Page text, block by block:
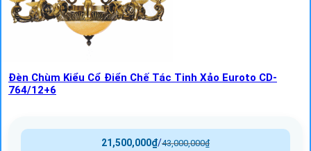
Đèn Chùm Kiểu Cổ Điển Chế Tác Tinh Xảo Euroto CD-
764/12+6
43,000,000₫
/
21,500,000₫